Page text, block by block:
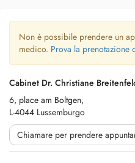
Non è possibile prendere un
medico. Prova la prenotazione
Cabinet Dr. Christiane
6, place am Boltgen,
L-4044 Lussemburgo
Chiamare per prendere